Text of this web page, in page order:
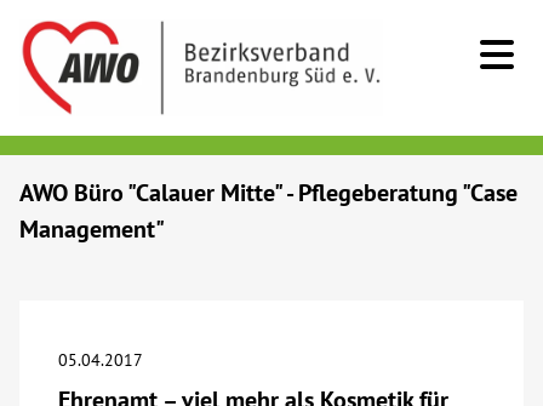
Senioren
AWO Büro "Calauer Mitte" - Pflegeberatung "Case
Management"
05.04.2017